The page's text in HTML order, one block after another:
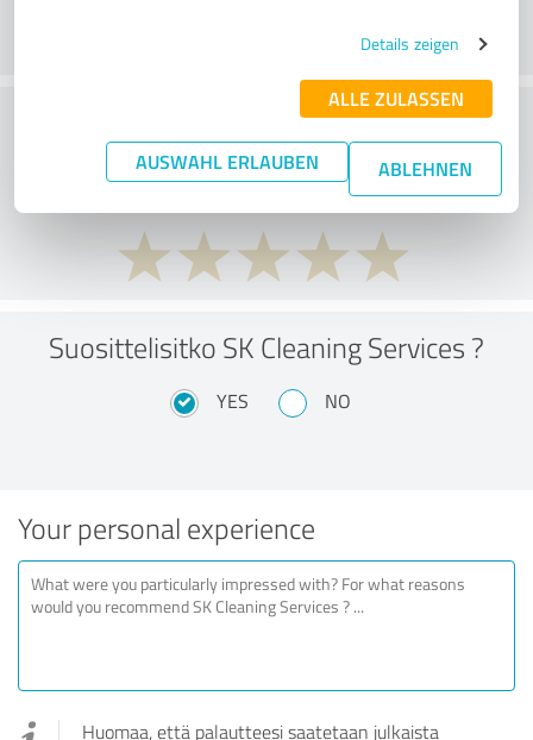
Details zeigen
ALLE ZULASSEN
AUSWAHL ERLAUBEN ABLEHNEN
What do you think of the price to
performance ratio?
Suosittelisitko SK Cleaning Services ?
YES NO
Your personal experience
Huomaa, että palautteesi saatetaan julkaista